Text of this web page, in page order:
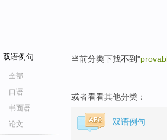
双语例句
全部
口语
书面语
论文
当前分类下找不到"
或者看看其他分类：
双语例句